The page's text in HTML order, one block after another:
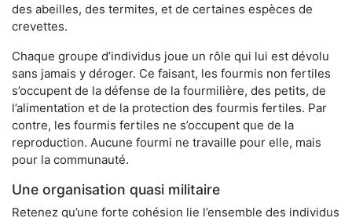
des abeilles, des termites, et de certaines espèces de
crevettes.
Chaque groupe d’individus joue un rôle qui lui est dévolu
sans jamais y déroger. Ce faisant, les fourmis non fertiles
s’occupent de la défense de la fourmilière, des petits, de
l’alimentation et de la protection des fourmis fertiles. Par
contre, les fourmis fertiles ne s’occupent que de la
reproduction. Aucune fourmi ne travaille pour elle, mais
pour la communauté.
Une organisation quasi militaire
Retenez qu’une forte cohésion lie l’ensemble des individus